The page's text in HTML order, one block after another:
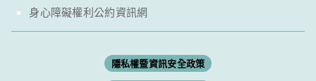
身心障礙權利公約資訊網
隱私權暨資訊安全政策